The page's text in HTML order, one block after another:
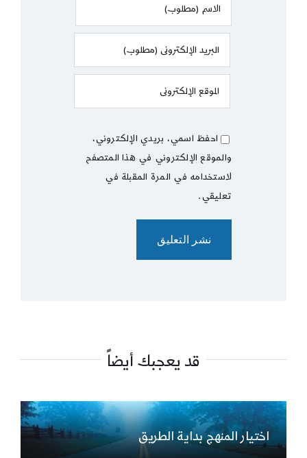
احفظ اسمي، بريدي الإلكتروني،
والموقع الإلكتروني في هذا المتصفح
لاستخدامه في المرة المقبلة في
تعليقي.
قد يعجبك أيضاً
اختيار المنهج بداية الطريق